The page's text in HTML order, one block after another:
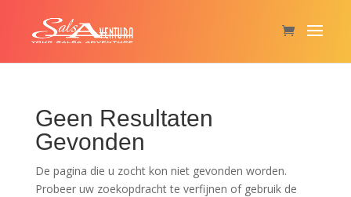
Geen Resultaten
Gevonden
De pagina die u zocht kon niet gevonden worden.
Probeer uw zoekopdracht te verfijnen of gebruik de